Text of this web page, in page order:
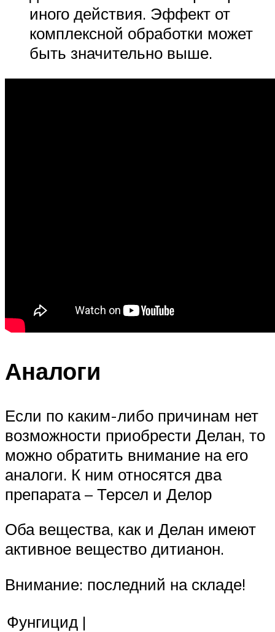
иного действия. Эффект от
комплексной обработки может
быть значительно выше.
Аналоги
Если по каким-либо причинам нет
возможности приобрести Делан, то
можно обратить внимание на его
аналоги. К ним относятся два
препарата – Терсел и Делор
Оба вещества, как и Делан имеют
активное вещество дитианон.
Внимание: последний на складе!
Фунгицид |